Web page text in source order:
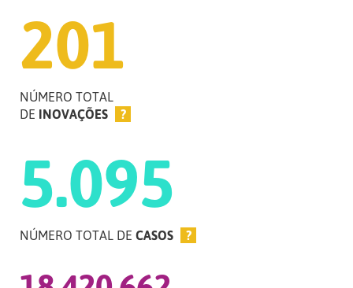
201
NÚMERO TOTAL
DE INOVAÇÕES ?
5.095
NÚMERO TOTAL DE CASOS ?